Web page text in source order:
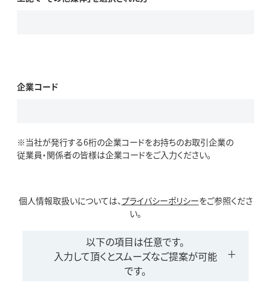
企業コード
※当社が発行する6桁の企業コードをお持ちのお取引企業の
従業員・関係者の皆様は企業コードをご入力ください。
個人情報取扱いについては、プライバシーポリシーをご参照くださ
い。
以下の項目は任意です。
入力して頂くとスムーズなご提案が可能
です。